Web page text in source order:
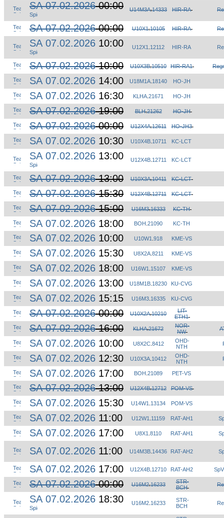
SA 07.02.202600:00 U14M3A.14333 HIR-RA
SA 07.02.202600:00 U10X1.10105 HIR-RA
SA 07.02.2026 10:00 U12X1 12112 HIR-RA
SA 07.02.202610:00 U10X3B.10510 HIR-RA1
SA 07.02.2026 14:00 U18M1A 18140 HO-JH
SA 07.02.2026 16:30 KLHA 21671 HO-JH
SA 07.02.202619:00 BLH.21262 HO-JH
SA 07.02.202600:00 U12X4A.12611 HO-JH3
SA 07.02.2026 10:30 U10X4B. 10711 KC-LCT
SA 07.02.2026 13:00 U12X4B. 12711 KC-LCT
SA 07.02.202613:00 U10X3A.10411 KC-LCT
SA 07.02.202615:30 U12X4B.12711 KC-LCT
SA 07.02.202615:00 U16M3.16333 KC-TH
SA 07.02.2026 18:00 BOH 21090 KC-TH
SA 07.02.2026 10:00 U10W1 918 KME-VS
SA 07.02.2026 15:30 U8X2A. 8211 KME-VS
SA 07.02.2026 18:00 U16W1 15107 KME-VS
SA 07.02.2026 13:00 U18M1B 18230 KU-CVG
SA 07.02.2026 15:15 U16M3. 16335 KU-CVG
SA 07.02.202600:00 U10X2A.10210
LIT-
ETH1
SA 07.02.202616:00 KLHA.21672
NOR-
NW
SA 07.02.2026 10:00 U8X2C. 8412
OHD-
NTH
SA 07.02.2026 12:30 U10X3A 10412
OHD-
NTH
SA 07.02.2026 17:00 BOH 21089 PET-VS
SA 07.02.202613:00 U12X4B.12712 POM-VS
SA 07.02.2026 15:30 U14W1 13134 POM-VS
SA 07.02.2026 11:00 U12W1 11159 RAT-AH1
SA 07.02.2026 17:00 U8X1 8110 RAT-AH1
SA 07.02.2026 11:00 U14M3B 14436 RAT-AH2
SA 07.02.2026 17:00 U12X4B 12710 RAT-AH2
SA 07.02.202600:00 U16M2.16233
STR-
BCH
SA 07.02.2026 18:30 U16M2. 16233
STR-
BCH